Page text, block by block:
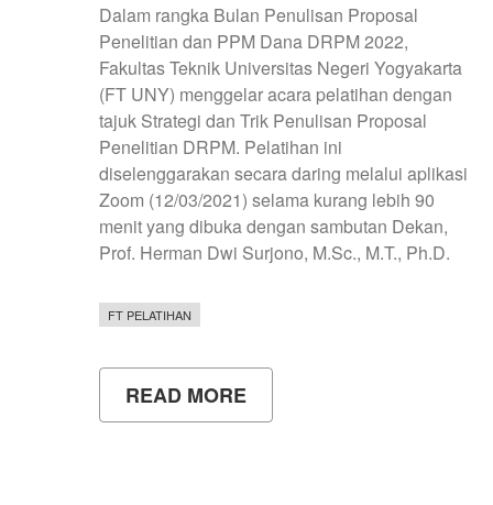
Dalam rangka Bulan Penulisan Proposal
Penelitian dan PPM Dana DRPM 2022,
Fakultas Teknik Universitas Negeri Yogyakarta
(FT UNY) menggelar acara pelatihan dengan
tajuk Strategi dan Trik Penulisan Proposal
Penelitian DRPM. Pelatihan ini
diselenggarakan secara daring melalui aplikasi
Zoom (12/03/2021) selama kurang lebih 90
menit yang dibuka dengan sambutan Dekan,
Prof. Herman Dwi Surjono, M.Sc., M.T., Ph.D.
FT PELATIHAN
READ MORE
FT